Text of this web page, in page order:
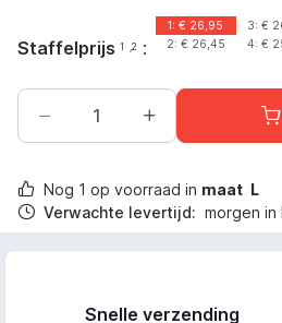
Staffelprijs 1 ,2 :
1: € 26,95
2: € 26,45
3: €
4: €
Nog 1 op voorraad in maat L
Verwachte levertijd: morgen in
Snelle verzending